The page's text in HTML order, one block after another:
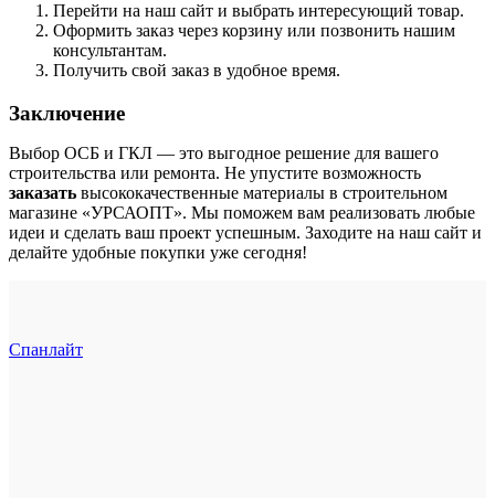
Перейти на наш сайт и выбрать интересующий товар.
Оформить заказ через корзину или позвонить нашим
консультантам.
Получить свой заказ в удобное время.
Заключение
Выбор ОСБ и ГКЛ — это выгодное решение для вашего
строительства или ремонта. Не упустите возможность
заказать высококачественные материалы в строительном
магазине «УРСАОПТ». Мы поможем вам реализовать любые
идеи и сделать ваш проект успешным. Заходите на наш сайт и
делайте удобные покупки уже сегодня!
Спанлайт